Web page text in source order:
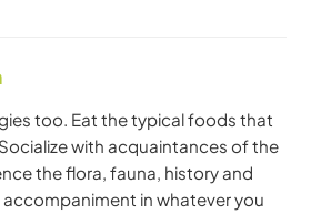
too. Eat the typical foods that
with acquaintances of the
the flora, fauna, history and
in whatever you